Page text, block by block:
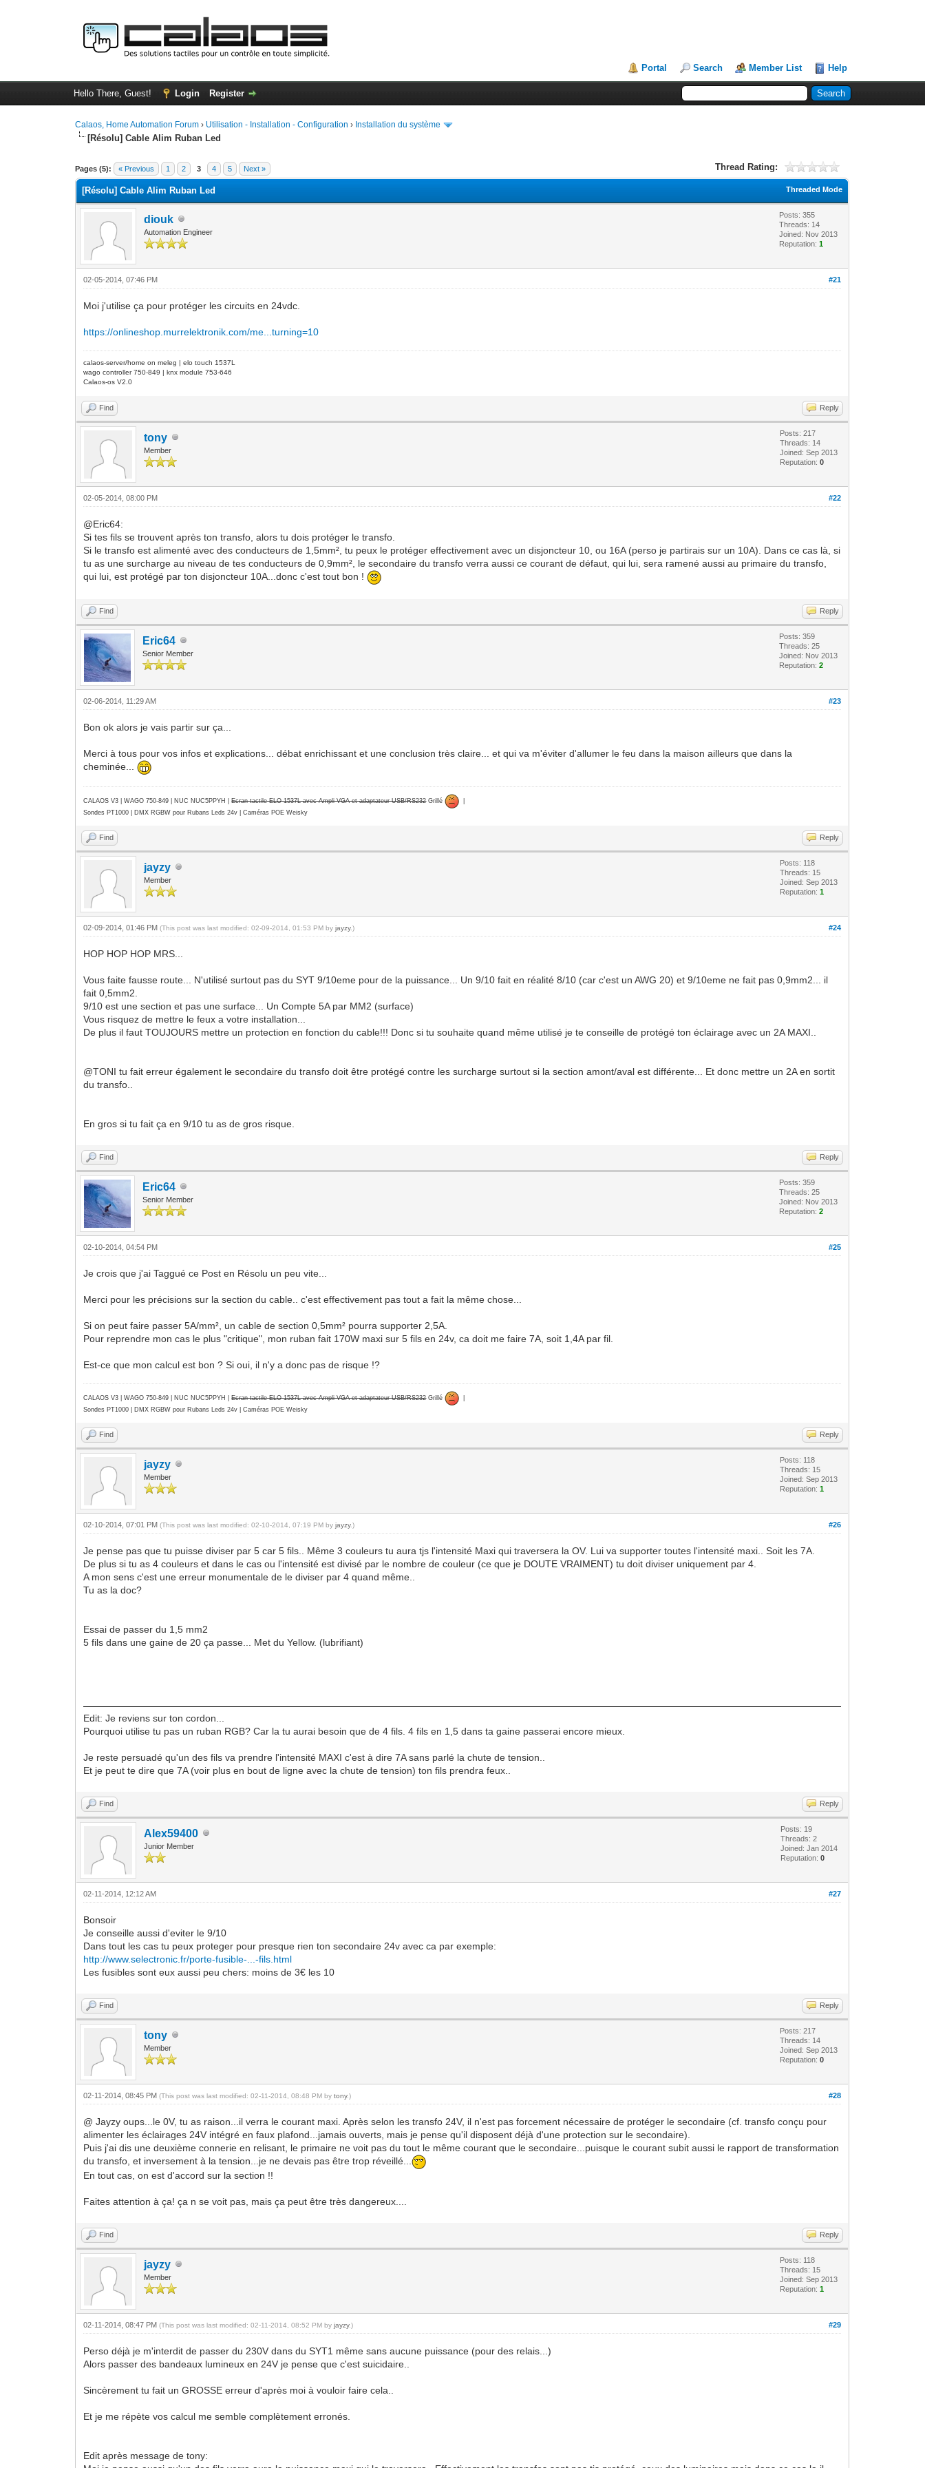
Portal Search Member List Help
Hello There, Guest! Login Register
Calaos, Home Automation Forum › Utilisation - Installation - Configuration › Installation du système
[Résolu] Cable Alim Ruban Led
Pages (5): « Previous 1 2 3 4 5 Next » Thread Rating:
0 Vote(s) - 0 Average
1
2
3
4
5
Threaded Mode
[Résolu] Cable Alim Ruban Led
diouk
Automation Engineer
Posts: 355
Threads: 14
Joined: Nov 2013
Reputation:1
#21
02-05-2014, 07:46 PM
Moi j'utilise ça pour protéger les circuits en 24vdc.
https://onlineshop.murrelektronik.com/me...turning=10
calaos-server/home on meleg | elo touch 1537L
wago controller 750-849 | knx module 753-646
Calaos-os V2.0
Find Reply
tony
Member
Posts: 217
Threads: 14
Joined: Sep 2013
Reputation:0
#22
02-05-2014, 08:00 PM
@Eric64:
Si tes fils se trouvent après ton transfo, alors tu dois protéger le transfo.
Si le transfo est alimenté avec des conducteurs de 1,5mm², tu peux le protéger effectivement avec un disjoncteur 10, ou 16A (perso je partirais sur un 10A). Dans ce cas là, si
tu as une surcharge au niveau de tes conducteurs de 0,9mm², le secondaire du transfo verra aussi ce courant de défaut, qui lui, sera ramené aussi au primaire du transfo,
qui lui, est protégé par ton disjoncteur 10A...donc c'est tout bon !
Find Reply
Eric64
Senior Member
Posts: 359
Threads: 25
Joined: Nov 2013
Reputation:2
#23
02-06-2014, 11:29 AM
Bon ok alors je vais partir sur ça...
Merci à tous pour vos infos et explications... débat enrichissant et une conclusion très claire... et qui va m'éviter d'allumer le feu dans la maison ailleurs que dans la
cheminée...
CALAOS V3 | WAGO 750-849 | NUC NUC5PPYH |Ecran tactile ELO 1537L avec Ampli VGA et adaptateur USB/RS232Grillé
Sondes PT1000 | DMX RGBW pour Rubans Leds 24v | Caméras POE Weisky
Find Reply
jayzy
Member
Posts: 118
Threads: 15
Joined: Sep 2013
Reputation:1
#24
02-09-2014, 01:46 PM(This post was last modified: 02-09-2014, 01:53 PM byjayzy.)
HOP HOP HOP MRS...
Vous faite fausse route... N'utilisé surtout pas du SYT 9/10eme pour de la puissance... Un 9/10 fait en réalité 8/10 (car c'est un AWG 20) et 9/10eme ne fait pas 0,9mm2... il
fait 0,5mm2.
9/10 est une section et pas une surface... Un Compte 5A par MM2 (surface)
Vous risquez de mettre le feux a votre installation...
De plus il faut TOUJOURS mettre un protection en fonction du cable!!! Donc si tu souhaite quand même utilisé je te conseille de protégé ton éclairage avec un 2A MAXI..
@TONI tu fait erreur également le secondaire du transfo doit être protégé contre les surcharge surtout si la section amont/aval est différente... Et donc mettre un 2A en sortit
du transfo..
En gros si tu fait ça en 9/10 tu as de gros risque.
Find Reply
Eric64
Senior Member
Posts: 359
Threads: 25
Joined: Nov 2013
Reputation:2
#25
02-10-2014, 04:54 PM
Je crois que j'ai Taggué ce Post en Résolu un peu vite...
Merci pour les précisions sur la section du cable.. c'est effectivement pas tout a fait la même chose...
Si on peut faire passer 5A/mm², un cable de section 0,5mm² pourra supporter 2,5A.
Pour reprendre mon cas le plus "critique", mon ruban fait 170W maxi sur 5 fils en 24v, ca doit me faire 7A, soit 1,4A par fil.
Est-ce que mon calcul est bon ? Si oui, il n'y a donc pas de risque !?
CALAOS V3 | WAGO 750-849 | NUC NUC5PPYH |Ecran tactile ELO 1537L avec Ampli VGA et adaptateur USB/RS232Grillé
Sondes PT1000 | DMX RGBW pour Rubans Leds 24v | Caméras POE Weisky
Find Reply
jayzy
Member
Posts: 118
Threads: 15
Joined: Sep 2013
Reputation:1
#26
02-10-2014, 07:01 PM(This post was last modified: 02-10-2014, 07:19 PM byjayzy.)
Je pense pas que tu puisse diviser par 5 car 5 fils.. Même 3 couleurs tu aura tjs l'intensité Maxi qui traversera la OV. Lui va supporter toutes l'intensité maxi.. Soit les 7A.
De plus si tu as 4 couleurs et dans le cas ou l'intensité est divisé par le nombre de couleur (ce que je DOUTE VRAIMENT) tu doit diviser uniquement par 4.
A mon sens c'est une erreur monumentale de le diviser par 4 quand même..
Tu as la doc?
Essai de passer du 1,5 mm2
5 fils dans une gaine de 20 ça passe... Met du Yellow. (lubrifiant)
Edit: Je reviens sur ton cordon...
Pourquoi utilise tu pas un ruban RGB? Car la tu aurai besoin que de 4 fils. 4 fils en 1,5 dans ta gaine passerai encore mieux.
Je reste persuadé qu'un des fils va prendre l'intensité MAXI c'est à dire 7A sans parlé la chute de tension..
Et je peut te dire que 7A (voir plus en bout de ligne avec la chute de tension) ton fils prendra feux..
Find Reply
Alex59400
Junior Member
Posts: 19
Threads: 2
Joined: Jan 2014
Reputation:0
#27
02-11-2014, 12:12 AM
Bonsoir
Je conseille aussi d'eviter le 9/10
Dans tout les cas tu peux proteger pour presque rien ton secondaire 24v avec ca par exemple:
http://www.selectronic.fr/porte-fusible-...-fils.html
Les fusibles sont eux aussi peu chers: moins de 3€ les 10
Find Reply
tony
Member
Posts: 217
Threads: 14
Joined: Sep 2013
Reputation:0
#28
02-11-2014, 08:45 PM(This post was last modified: 02-11-2014, 08:48 PM bytony.)
@ Jayzy oups...le 0V, tu as raison...il verra le courant maxi. Après selon les transfo 24V, il n'est pas forcement nécessaire de protéger le secondaire (cf. transfo conçu pour
alimenter les éclairages 24V intégré en faux plafond...jamais ouverts, mais je pense qu'il disposent déjà d'une protection sur le secondaire).
Puis j'ai dis une deuxième connerie en relisant, le primaire ne voit pas du tout le même courant que le secondaire...puisque le courant subit aussi le rapport de transformation
du transfo, et inversement à la tension...je ne devais pas être trop réveillé...
En tout cas, on est d'accord sur la section !!
Faites attention à ça! ça n se voit pas, mais ça peut être très dangereux....
Find Reply
jayzy
Member
Posts: 118
Threads: 15
Joined: Sep 2013
Reputation:1
#29
02-11-2014, 08:47 PM(This post was last modified: 02-11-2014, 08:52 PM byjayzy.)
Perso déjà je m'interdit de passer du 230V dans du SYT1 même sans aucune puissance (pour des relais...)
Alors passer des bandeaux lumineux en 24V je pense que c'est suicidaire..
Sincèrement tu fait un GROSSE erreur d'après moi à vouloir faire cela..
Et je me répète vos calcul me semble complètement erronés.
Edit après message de tony: